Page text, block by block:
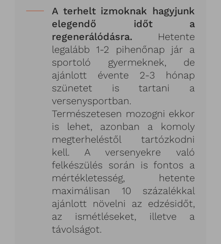
A terhelt izmoknak hagyjunk
elegendő időt a
regenerálódásra. Hetente
legalább 1-2 pihenőnap jár a
sportoló gyermeknek, de
ajánlott évente 2-3 hónap
szünetet is tartani a
versenysportban.
Természetesen mozogni ekkor
is lehet, azonban a komoly
megterheléstől tartózkodni
kell. A versenyekre való
felkészülés során is fontos a
mértékletesség, hetente
maximálisan 10 százalékkal
ajánlott növelni az edzésidőt,
az ismétléseket, illetve a
távolságot.